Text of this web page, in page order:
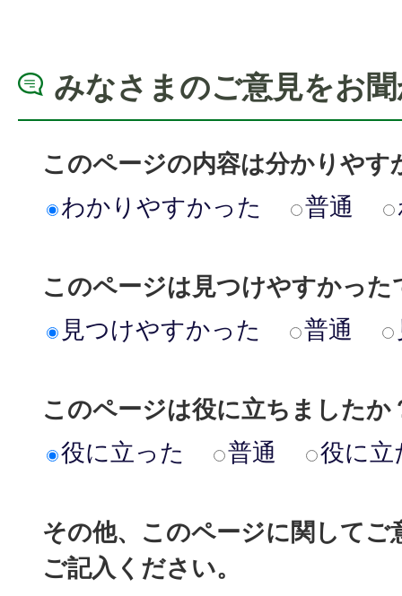
みなさまのご意見をお
このページの内容は分かりやす
わかりやすかった
普通
このページは見つけやすかった
見つけやすかった
普通
このページは役に立ちましたか
役に立った
普通 役に立
その他、このページに関してご
ご記入ください。